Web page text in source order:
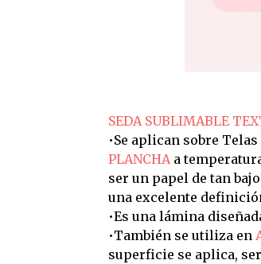
SEDA SUBLIMABLE
•Se aplican sobre
PLANCHA a
ser un papel de tan
una excelente
•Es una lámina
•También se utiliza en
superficie se aplica,